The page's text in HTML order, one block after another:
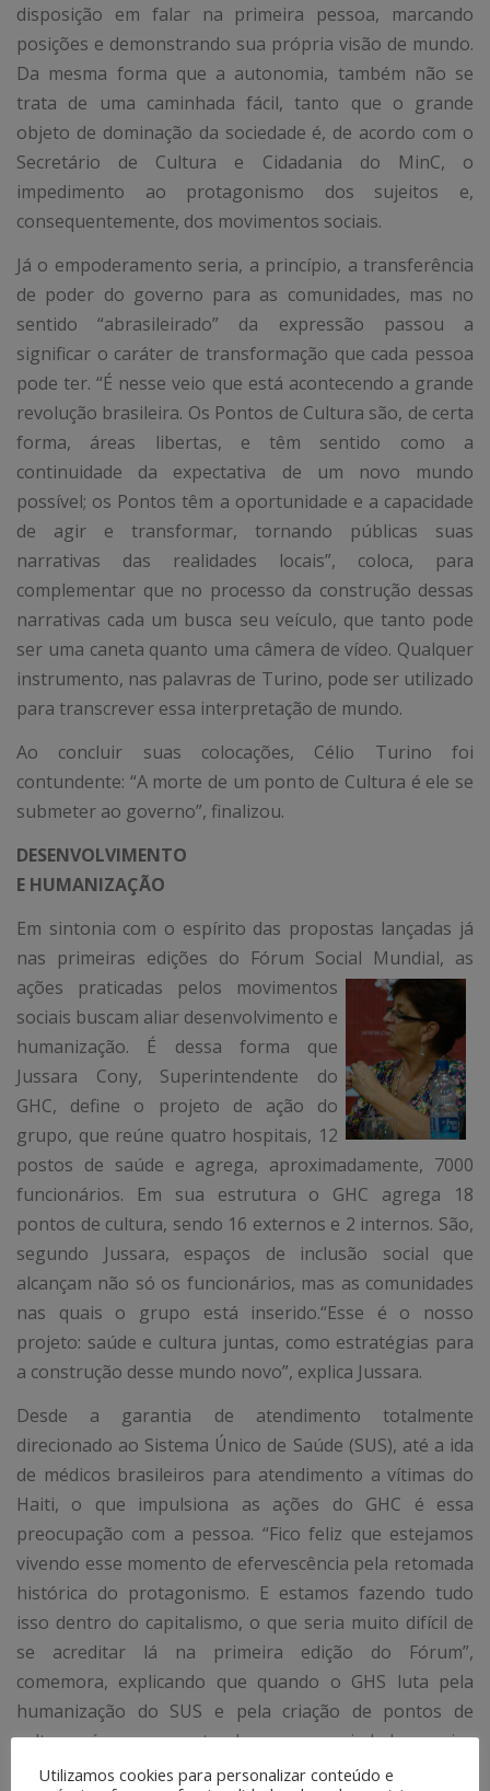
disposição em falar na primeira pessoa, marcando
posições e demonstrando sua própria visão de mundo.
Da mesma forma que a autonomia, também não se
trata de uma caminhada fácil, tanto que o grande
objeto de dominação da sociedade é, de acordo com o
Secretário de Cultura e Cidadania do MinC, o
impedimento ao protagonismo dos sujeitos e,
consequentemente, dos movimentos sociais.
Já o empoderamento seria, a princípio, a transferência
de poder do governo para as comunidades, mas no
sentido “abrasileirado” da expressão passou a
significar o caráter de transformação que cada pessoa
pode ter. “É nesse veio que está acontecendo a grande
revolução brasileira. Os Pontos de Cultura são, de certa
forma, áreas libertas, e têm sentido como a
continuidade da expectativa de um novo mundo
possível; os Pontos têm a oportunidade e a capacidade
de agir e transformar, tornando públicas suas
narrativas das realidades locais”, coloca, para
complementar que no processo da construção dessas
narrativas cada um busca seu veículo, que tanto pode
ser uma caneta quanto uma câmera de vídeo. Qualquer
instrumento, nas palavras de Turino, pode ser utilizado
para transcrever essa interpretação de mundo.
Ao concluir suas colocações, Célio Turino foi
contundente: “A morte de um ponto de Cultura é ele se
submeter ao governo”, finalizou.
DESENVOLVIMENTO
E HUMANIZAÇÃO
Em sintonia com o espírito das propostas lançadas já
nas primeiras edições do Fórum Social Mundial, as
ações praticadas pelos movimentos
sociais buscam aliar desenvolvimento e
humanização. É dessa forma que
Jussara Cony, Superintendente do
GHC, define o projeto de ação do
grupo, que reúne quatro hospitais, 12
postos de saúde e agrega, aproximadamente, 7000
funcionários. Em sua estrutura o GHC agrega 18
pontos de cultura, sendo 16 externos e 2 internos. São,
segundo Jussara, espaços de inclusão social que
alcançam não só os funcionários, mas as comunidades
nas quais o grupo está inserido.“Esse é o nosso
projeto: saúde e cultura juntas, como estratégias para
a construção desse mundo novo”, explica Jussara.
Desde a garantia de atendimento totalmente
direcionado ao Sistema Único de Saúde (SUS), até a ida
de médicos brasileiros para atendimento a vítimas do
Haiti, o que impulsiona as ações do GHC é essa
preocupação com a pessoa. “Fico feliz que estejamos
vivendo esse momento de efervescência pela retomada
histórica do protagonismo. E estamos fazendo tudo
isso dentro do capitalismo, o que seria muito difícil de
se acreditar lá na primeira edição do Fórum”,
comemora, explicando que quando o GHS luta pela
humanização do SUS e pela criação de pontos de
cultura, é porque entende que a sociedade precisa
dessa proposta humana em contraponto ao desumano
Utilizamos cookies para personalizar conteúdo e